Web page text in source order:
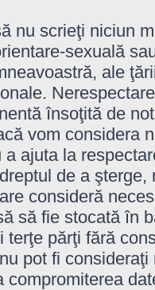
nu scrieţi niciun
sexuală
ale
însoţită de
vom considera
ajuta la
de a
consideră
să fie stocată în
terţe părţi fără
pot fi
compromiterea